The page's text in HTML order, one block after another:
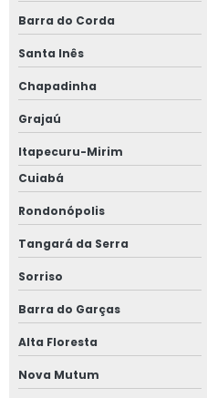
Barra do Corda
Santa Inês
Chapadinha
Grajaú
Itapecuru-Mirim
Cuiabá
Rondonópolis
Tangará da Serra
Sorriso
Barra do Garças
Alta Floresta
Nova Mutum